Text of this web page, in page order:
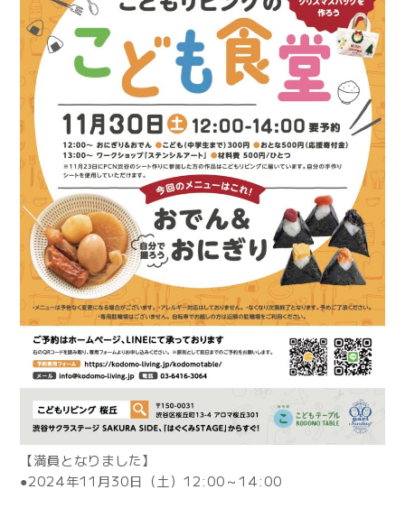
【満員となりました】
●2024年11月30日（土）12:00～14:00